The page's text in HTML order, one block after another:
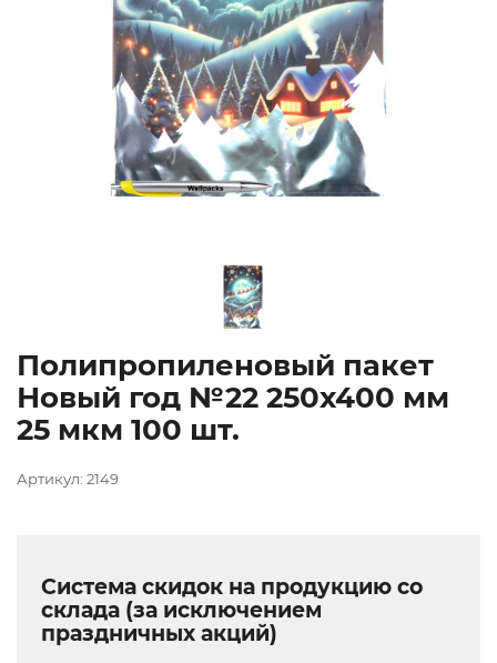
Полипропиленовый пакет
Новый год №22 250х400 мм
25 мкм 100 шт.
Артикул: 2149
Система скидок на продукцию со
склада (за исключением
праздничных акций)